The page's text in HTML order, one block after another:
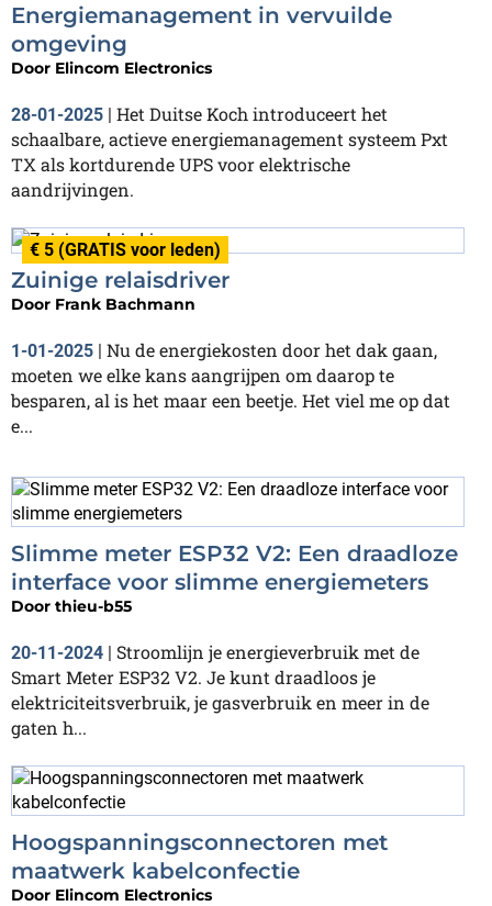
Energiemanagement in vervuilde
omgeving
Door Elincom Electronics
28-01-2025 | Het Duitse Koch introduceert het
schaalbare, actieve energiemanagement systeem Pxt
TX als kortdurende UPS voor elektrische
aandrijvingen.
€ 5 (GRATIS voor leden)
Zuinige relaisdriver
Door Frank Bachmann
1-01-2025
Nu de energiekosten door het dak gaan,
moeten we elke kans aangrijpen om daarop te
besparen, al is het maar een beetje. Het viel me op dat
e...
Slimme meter ESP32 V2: Een draadloze
interface voor slimme energiemeters
Door thieu-b55
20-11-2024
Stroomlijn je energieverbruik met de
Smart Meter ESP32 V2. Je kunt draadloos je
elektriciteitsverbruik, je gasverbruik en meer in de
gaten h...
Hoogspanningsconnectoren met
maatwerk kabelconfectie
Door Elincom Electronics